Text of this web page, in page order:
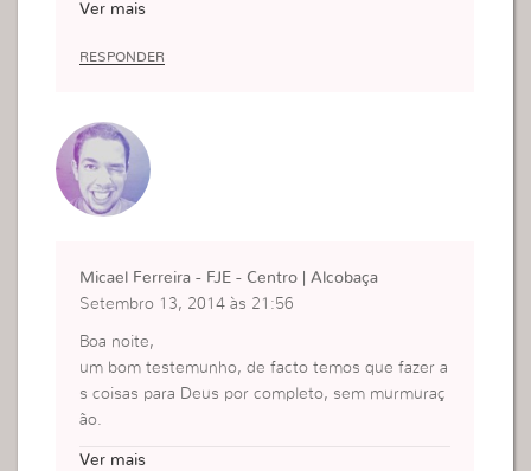
Ver mais
RESPONDER
Micael Ferreira - FJE - Centro | Alcobaça
Setembro 13, 2014 às 21:56
Boa noite,
um bom testemunho, de facto temos que fazer a
s coisas para Deus por completo, sem murmuraç
ão.
Ver mais